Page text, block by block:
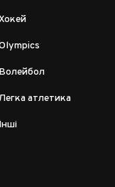
Волейбол
атлетика
Інші